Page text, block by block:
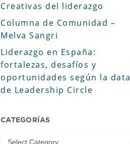
Creativas del liderazgo
Columna de Comunidad –
Melva Sangri
Liderazgo en España:
fortalezas, desafíos y
oportunidades según la data
de Leadership Circle
CATEGORÍAS